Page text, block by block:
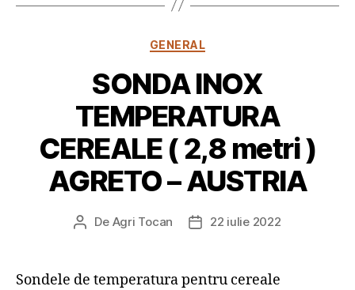
Categorii
GENERAL
SONDA INOX
TEMPERATURA
CEREALE ( 2,8 metri )
AGRETO – AUSTRIA
Autor
De Agri Tocan
Dată22 iulie 2022
Sondele de temperatura pentru cereale